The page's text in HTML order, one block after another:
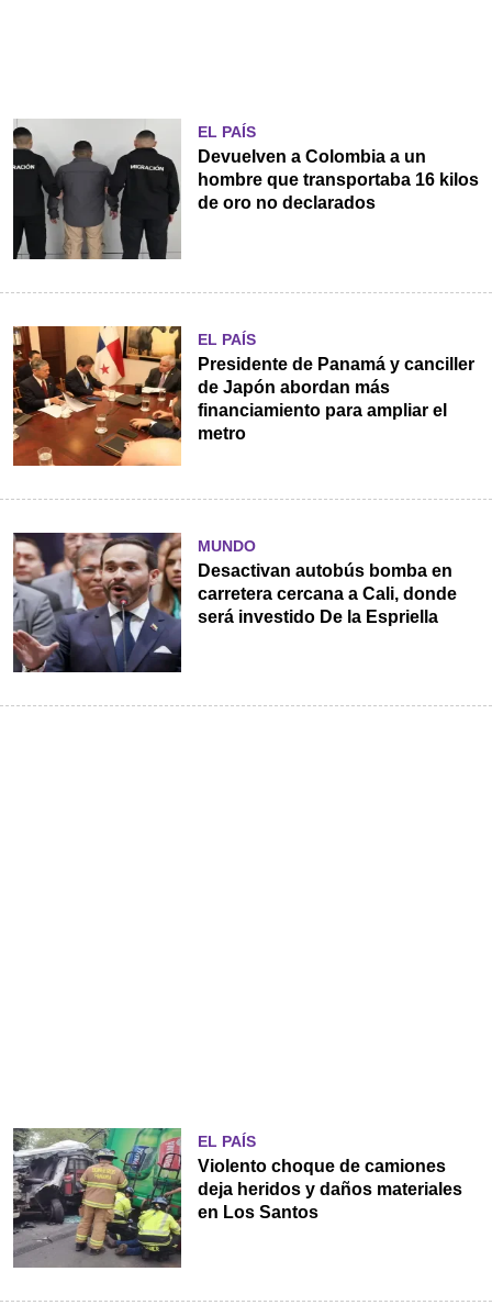
EL PAÍS
Devuelven a Colombia a un
hombre que transportaba 16 kilos
de oro no declarados
EL PAÍS
Presidente de Panamá y canciller
de Japón abordan más
financiamiento para ampliar el
metro
MUNDO
Desactivan autobús bomba en
carretera cercana a Cali, donde
será investido De la Espriella
EL PAÍS
Violento choque de camiones
deja heridos y daños materiales
en Los Santos